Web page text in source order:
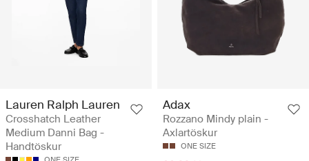
Lauren Ralph Lauren
Crosshatch Leather
Medium Danni Bag -
Handtöskur
Adax
Rozzano Mindy plain -
Axlartöskur
ONE SIZE